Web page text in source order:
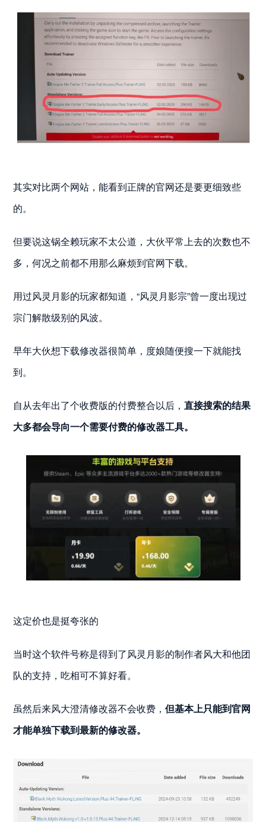
其实对比两个网站，能看到正牌的官网还是要更细致些
的。
但要说这锅全赖玩家不太公道，大伙平常上去的次数也不
多，何况之前都不用那么麻烦到官网下载。
用过风灵月影的玩家都知道，“风灵月影宗”曾一度出现过
宗门解散级别的风波。
早年大伙想下载修改器很简单，度娘随便搜一下就能找
到。
自从去年出了个收费版的付费整合以后，直接搜索的结果
大多都会导向一个需要付费的修改器工具。
这定价也是挺夸张的
当时这个软件号称是得到了风灵月影的制作者风大和他团
队的支持，吃相可不算好看。
虽然后来风大澄清修改器不会收费，但基本上只能到官网
才能单独下载到最新的修改器。